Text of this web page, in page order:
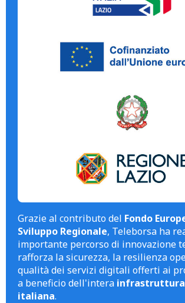
Grazie al contributo del Fondo
Sviluppo Regionale, Teleborsa ha
importante percorso di innovazione
rafforza la sicurezza, la resilienza
qualità dei servizi digitali offerti ai
a beneficio dell'intera
italiana.